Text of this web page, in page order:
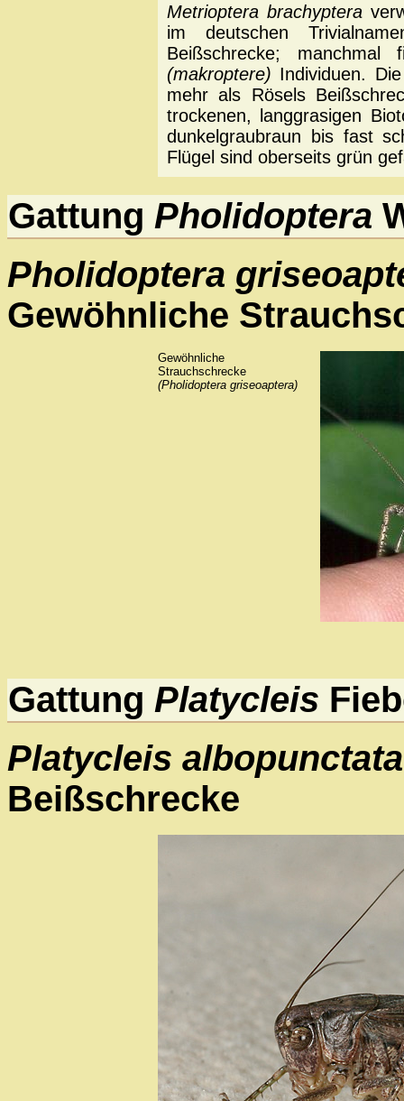
Metrioptera brachyptera
im deutschen
Beißschrecke;
(makroptere) Individuen.
mehr als Rösels
trockenen, langgrasigen
dunkelgraubraun bis fast
Flügel sind oberseits grün
Gattung Pholidoptera
Pholidoptera
Gewöhnliche
Gewöhnliche
Strauchschrecke
(Pholidoptera griseoaptera)
Gattung Platycleis
Platycleis albopunctata
Beißschrecke